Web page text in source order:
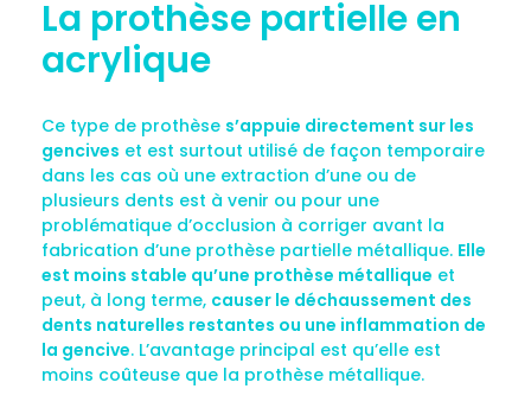
La prothèse partielle en
acrylique
Ce type de prothèse s’appuie directement sur les
gencives et est surtout utilisé de façon temporaire
dans les cas où une extraction d’une ou de
plusieurs dents est à venir ou pour une
problématique d’occlusion à corriger avant la
fabrication d’une prothèse partielle métallique. Elle
est moins stable qu’une prothèse métallique et
peut, à long terme, causer le déchaussement des
dents naturelles restantes ou une inflammation de
la gencive. L’avantage principal est qu’elle est
moins coûteuse que la prothèse métallique.